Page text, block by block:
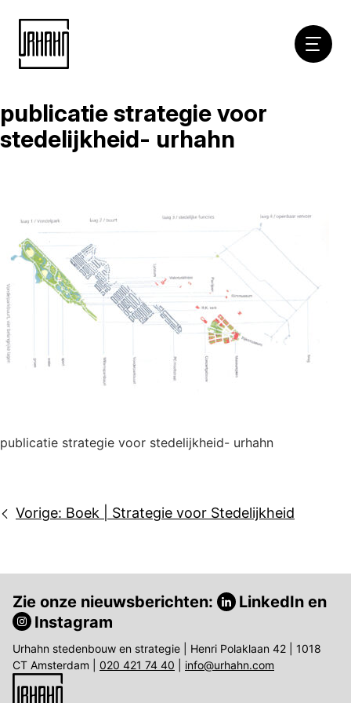
Naar
inhoud
publicatie strategie voor
stedelijkheid- urhahn
publicatie strategie voor stedelijkheid- urhahn
Bericht
Vorige: Boek | Strategie voor Stedelijkheid
Zie onze nieuwsberichten: LinkedIn en
Instagram
Urhahn stedenbouw en strategie | Henri Polaklaan 42 | 1018
CT Amsterdam | 020 421 74 40 info@urhahn.com